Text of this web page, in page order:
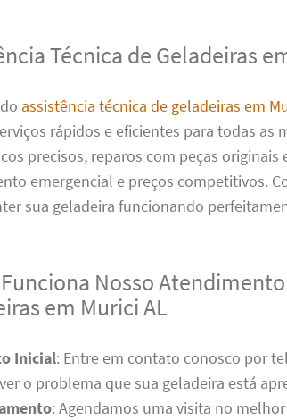
Técnica de Geladeiras
assistência técnica de geladeiras em
rápidos e eficientes para todas as
precisos, reparos com peças originais
emergencial e preços competitivos.
sua geladeira funcionando
Nosso
em Murici AL
Inicial: Entre em contato conosco por
o problema que sua geladeira está
: Agendamos uma visita no